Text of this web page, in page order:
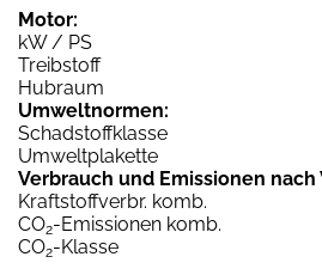
Motor:
kW / PS
Treibstoff
Hubraum
Umweltnormen:
Schadstoffklasse
Umweltplakette
Verbrauch und Emissionen nach
Kraftstoffverbr. komb.
CO2-Emissionen komb.
CO2-Klasse